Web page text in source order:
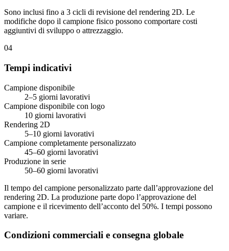
Sono inclusi fino a 3 cicli di revisione del rendering 2D. Le
modifiche dopo il campione fisico possono comportare costi
aggiuntivi di sviluppo o attrezzaggio.
04
Tempi indicativi
Campione disponibile
2–5 giorni lavorativi
Campione disponibile con logo
10 giorni lavorativi
Rendering 2D
5–10 giorni lavorativi
Campione completamente personalizzato
45–60 giorni lavorativi
Produzione in serie
50–60 giorni lavorativi
Il tempo del campione personalizzato parte dall’approvazione del
rendering 2D. La produzione parte dopo l’approvazione del
campione e il ricevimento dell’acconto del 50%. I tempi possono
variare.
Condizioni commerciali e consegna globale